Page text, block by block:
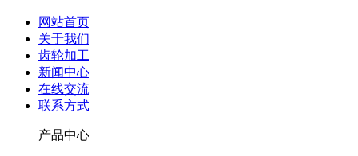
网站首页
关于我们
齿轮加工
新闻中心
在线交流
联系方式
产品中心